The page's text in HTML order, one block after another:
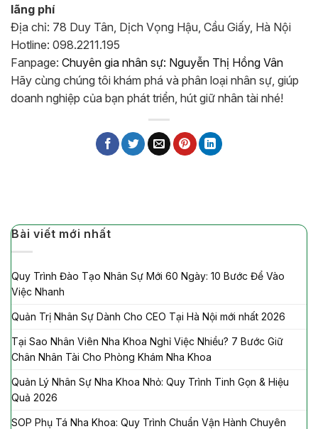
lãng phí
Địa chỉ: 78 Duy Tân, Dịch Vọng Hậu, Cầu Giấy, Hà Nội
Hotline: 098.2211.195
Fanpage: Chuyên gia nhân sự: Nguyễn Thị Hồng Vân
Hãy cùng chúng tôi khám phá và phân loại nhân sự, giúp
doanh nghiệp của bạn phát triển, hút giữ nhân tài nhé!
Bài viết mới nhất
Quy Trình Đào Tạo Nhân Sự Mới 60 Ngày: 10 Bước Để Vào
Việc Nhanh
Quản Trị Nhân Sự Dành Cho CEO Tại Hà Nội mới nhất 2026
Tại Sao Nhân Viên Nha Khoa Nghỉ Việc Nhiều? 7 Bước Giữ
Chân Nhân Tài Cho Phòng Khám Nha Khoa
Quản Lý Nhân Sự Nha Khoa Nhỏ: Quy Trình Tinh Gọn & Hiệu
Quả 2026
SOP Phụ Tá Nha Khoa: Quy Trình Chuẩn Vận Hành Chuyên